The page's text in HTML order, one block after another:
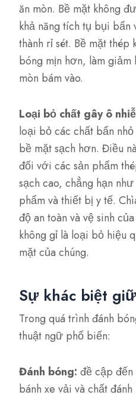
ăn mòn. Bề mặt không
khả năng tích tụ bụi bẩn
thành rỉ sét. Bề mặt
bóng mịn hơn, làm giảm
mòn bám vào.
Loại bỏ chất gây ô
loại bỏ các chất bẩn
bề mặt sạch hơn. Điều
đối với các sản phẩm
sạch cao, chẳng hạn
phẩm và thiết bị y tế.
độ an toàn và vệ sinh
không gỉ là loại bỏ hiệu
mặt của chúng.
Sự khác biệt
Trong quá trình đánh
thuật ngữ phổ biến:
Đánh bóng:đề cập
bánh xe vải và chất